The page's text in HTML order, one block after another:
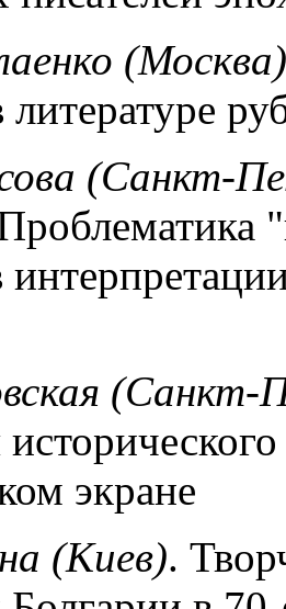
(Москва)
литературе
(Санкт-
(Санкт-
экране
(Киев).